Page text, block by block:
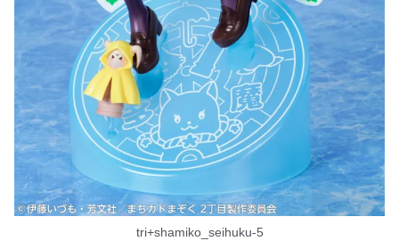
tri+shamiko_seihuku-5